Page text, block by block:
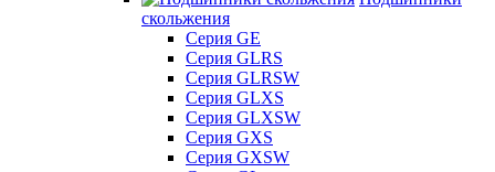
скольжения
Серия GE
Серия GLRS
Серия GLRSW
Серия GLXS
Серия GLXSW
Серия GXS
Серия GXSW